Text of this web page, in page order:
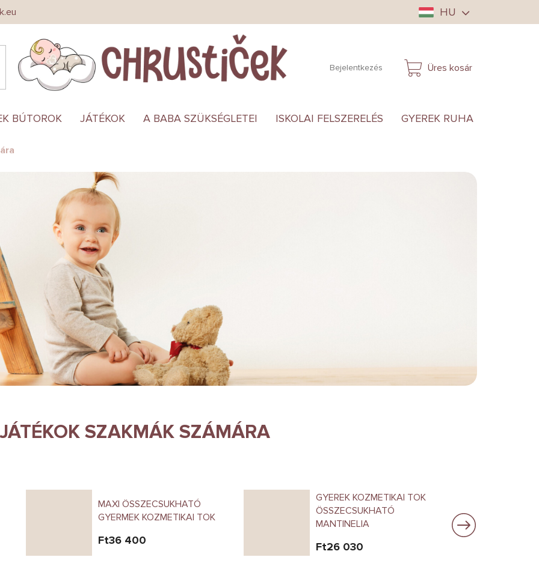
HU
Bejelentkezés
KOSÁR
Üres kosár
BÚTOROK JÁTÉKOK A BABA SZÜKSÉGLETEI ISKOLAI FELSZERELÉS GYEREK RUHA
JÁTÉKOK SZAKMÁK SZÁMÁRA
MAXI ÖSSZECSUKHATÓ
GYERMEK KOZMETIKAI TOK
Ft36 400
GYEREK KOZMETIKAI TOK
ÖSSZECSUKHATÓ
MANTINELIA
Ft26 030